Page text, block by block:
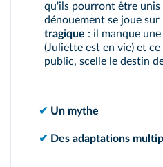
qu'ils pourront être unis
dénouement se joue sur
tragique : il manque
(Juliette est en vie) et
public, scelle le destin
✔ Un mythe
✔ Des adaptations